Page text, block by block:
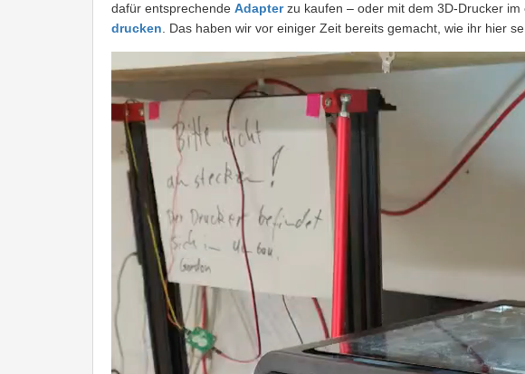
dafür entsprechende Adapter zu kaufen – oder mit dem 3D-Drucker
drucken . Das haben wir vor einiger Zeit bereits gemacht, wie ihr hier
Player